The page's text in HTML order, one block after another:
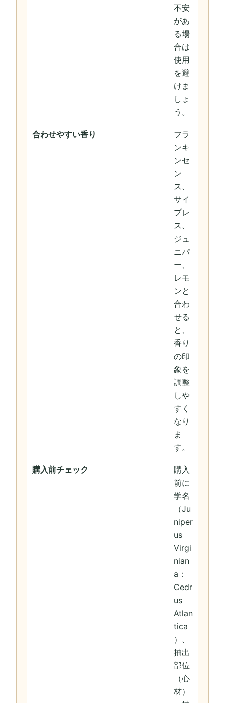
不安
があ
る場
合は
使用
を避
けま
しょ
う。
合わせやすい香り
フラ
ンキ
ンセ
ン
ス、
サイ
プレ
ス、
ジュ
ニパ
ー、
レモ
ンと
合わ
せる
と、
香り
の印
象を
調整
しや
すく
なり
ま
す。
購入前チェック
購入
前に
学名
（Ju
niper
us
Virgi
nian
a：
Cedr
us
Atlan
tica
）、
抽出
部位
（心
材）